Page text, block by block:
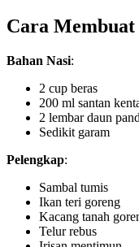
Cara Membuat
Bahan Nasi:
2 cup beras
200 ml santan
2 lembar daun
Sedikit garam
Pelengkap:
Sambal tumis
Ikan teri goreng
Kacang tanah
Telur rebus